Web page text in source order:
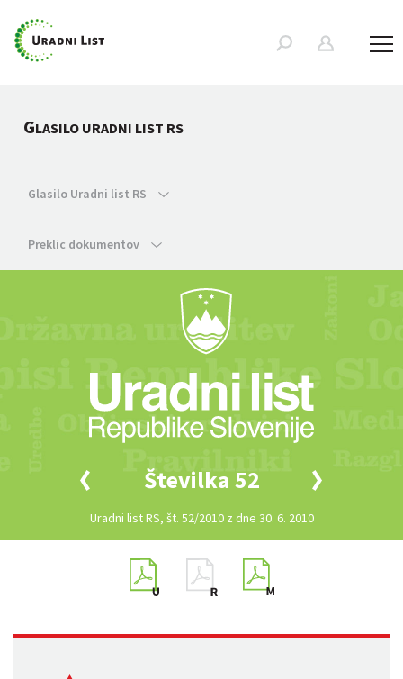
GLASILO URADNI LIST RS
Glasilo Uradni list RS
Preklic dokumentov
Številka 52
Uradni list RS, št. 52/2010 z dne 30. 6. 2010